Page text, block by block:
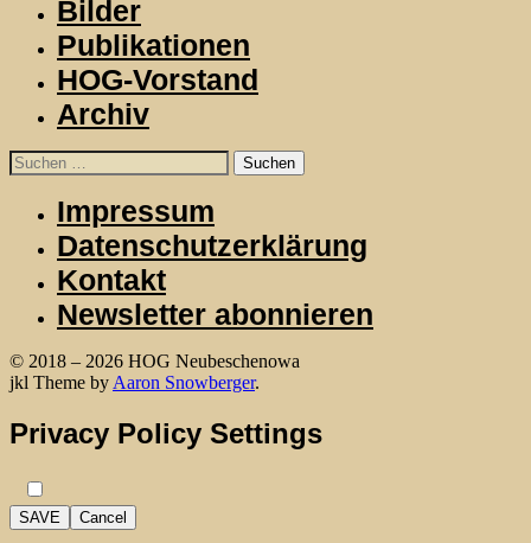
Bilder
Publikationen
HOG-Vorstand
Archiv
Suchen
nach:
Impressum
Datenschutzerklärung
Kontakt
Newsletter abonnieren
© 2018 – 2026 HOG Neubeschenowa
WordPress
jkl Theme by Aaron Snowberger.
Privacy Policy Settings
SAVE Cancel